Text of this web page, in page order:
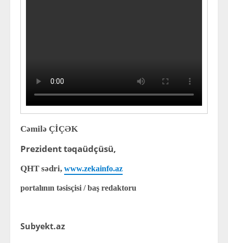
Cəmilə ÇİÇƏK
Prezident təqaüdçüsü,
QHT sədri, www.zekainfo.az
portalının təsisçisi / baş redaktoru
Subyekt.az